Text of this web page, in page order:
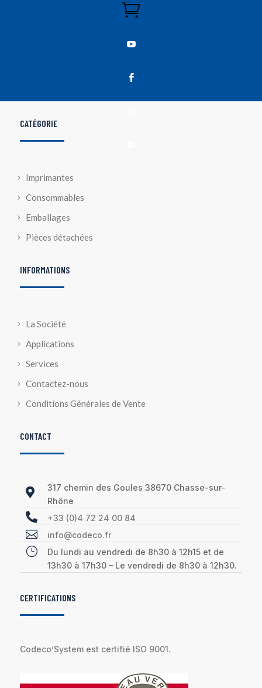



CATÉGORIE
Imprimantes
Consommables
Emballages
Pièces détachées
INFORMATIONS
La Société
Applications
Services
Contactez-nous
Conditions Générales de Vente
CONTACT

317 chemin des Goules 38670 Chasse-sur-
Rhône
 +33 (0)4 72 24 00 84
 info@codeco.fr
}
Du lundi au vendredi de 8h30 à 12h15 et de
13h30 à 17h30 – Le vendredi de 8h30 à 12h30.
CERTIFICATIONS
Codeco’System est certifié ISO 9001.